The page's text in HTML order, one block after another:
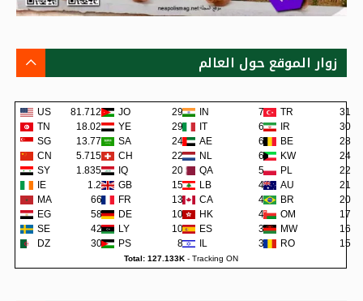
زوار الموقع حول العالم
US 81.712K JO 293 IN 75 TR
31
TN
18.02K YE 291 IT 62 IR
30
SG
13.77K SA 243 AE 62 BE
28
CN
5.715K CH 220 NL 60 KW
24
SY
1.835K IQ 204 QA 57 PL
22
IE
1.2K GB 150 LB 48 AU
21
MA
660 FR 138 CA 45 BR
20
EG
582 DE 109 HK 42 OM
17
SE
422 LY 105 ES 38 MW
16
DZ
300 PS 80 IL 36 RO 15
Total: 127.133K- Tracking ON